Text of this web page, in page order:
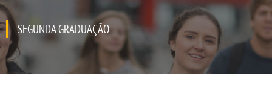
ESTÁGIOS
SEGUNDA GRADUAÇÃO